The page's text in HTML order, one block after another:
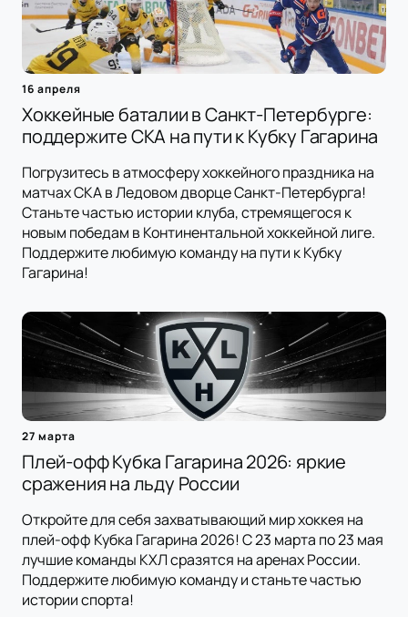
16 апреля
Хоккейные баталии в Санкт-Петербурге:
поддержите СКА на пути к Кубку Гагарина
Погрузитесь в атмосферу хоккейного праздника на
матчах СКА в Ледовом дворце Санкт-Петербурга!
Станьте частью истории клуба, стремящегося к
новым победам в Континентальной хоккейной лиге.
Поддержите любимую команду на пути к Кубку
Гагарина!
27 марта
Плей-офф Кубка Гагарина 2026: яркие
сражения на льду России
Откройте для себя захватывающий мир хоккея на
плей-офф Кубка Гагарина 2026! С 23 марта по 23 мая
лучшие команды КХЛ сразятся на аренах России.
Поддержите любимую команду и станьте частью
истории спорта!